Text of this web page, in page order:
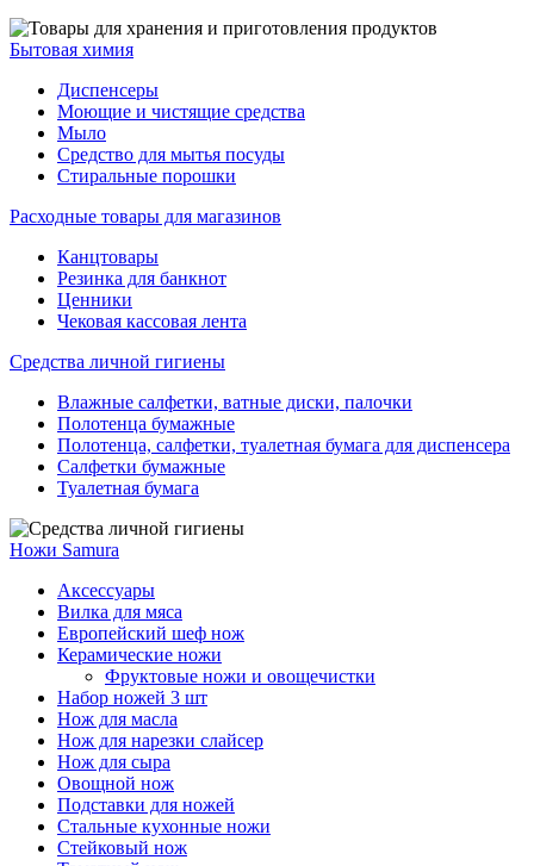
Бытовая химия
Диспенсеры
Моющие и чистящие средства
Мыло
Средство для мытья посуды
Стиральные порошки
Расходные товары для магазинов
Канцтовары
Резинка для банкнот
Ценники
Чековая кассовая лента
Средства личной гигиены
Влажные салфетки, ватные диски, палочки
Полотенца бумажные
Полотенца, салфетки, туалетная бумага для диспенсера
Салфетки бумажные
Туалетная бумага
Ножи Samura
Аксессуары
Вилка для мяса
Европейский шеф нож
Керамические ножи
Фруктовые ножи и овощечистки
Набор ножей 3 шт
Нож для масла
Нож для нарезки слайсер
Нож для сыра
Овощной нож
Подставки для ножей
Стальные кухонные ножи
Стейковый нож